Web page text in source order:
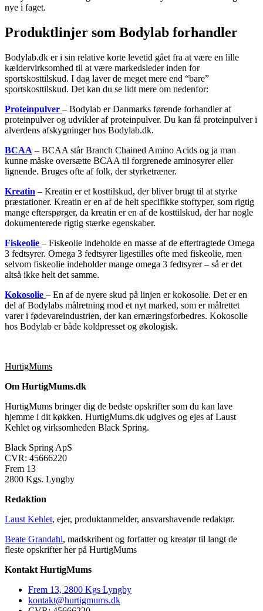
nye i faget.
Produktlinjer som Bodylab forhandler
Bodylab.dk er i sin relative korte levetid gået fra at være en lille
kældervirksomhed til at være markedsleder inden for
sportskosttilskud. I dag laver de meget mere end “bare”
sportskosttilskud. Det kan du se lidt mere om nedenfor:
Proteinpulver – Bodylab er Danmarks førende forhandler af
proteinpulver og udvikler af proteinpulver. Du kan få proteinpulver i
alverdens afskygninger hos Bodylab.dk.
BCAA – BCAA står Branch Chained Amino Acids og ja man
kunne måske oversætte BCAA til forgrenede aminosyrer eller
lignende. Bruges ofte af folk, der styrketræner.
Kreatin – Kreatin er et kosttilskud, der bliver brugt til at styrke
præstationer. Kreatin er en af de helt specifikke stoftyper, som rigtig
mange efterspørger, da kreatin er en af de kosttilskud, der har nogle
dokumenterede rigtig stærke egenskaber.
Fiskeolie – Fiskeolie indeholde en masse af de eftertragtede Omega
3 fedtsyrer. Omega 3 fedtsyrer ligestilles ofte med fiskeolie, men
selvom fiskeolie indeholder mange omega 3 fedtsyrer – så er det
altså ikke helt det samme.
Kokosolie – En af de nyere skud på linjen er kokosolie. Det er en
del af Bodylabs målretning mod et nyt marked, som er målrettet
varer i fødevareindustrien, der kan ernæringsforbedres. Kokosolie
hos Bodylab er både koldpresset og økologisk.
HurtigMums
Om HurtigMums.dk
HurtigMums bringer dig de bedste opskrifter som du kan lave
hjemme i dit køkken. HurtigMums.dk udgives og ejes af Laust
Kehlet og virksomheden Black Spring.
Black Spring ApS
CVR: 45666220
Frem 13
2800 Kgs. Lyngby
Redaktion
Laust Kehlet, ejer, produktanmelder, ansvarshavende redaktør.
Beate Grandahl, madskribent og forfatter og kreatør til langt de
fleste opskrifter her på HurtigMums
Kontakt HurtigMums
Frem 13, 2800 Kgs Lyngby
kontakt@hurtigmums.dk